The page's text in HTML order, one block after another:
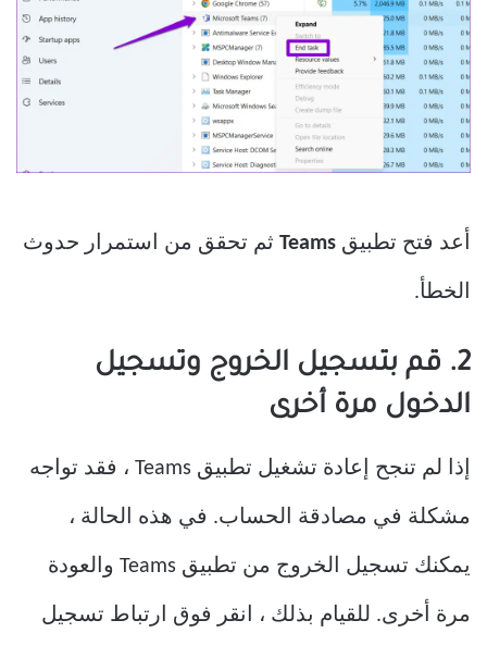
أعد فتح تطبيق Teams ثم تحقق من استمرار حدوث
الخطأ.
2. قم بتسجيل الخروج وتسجيل
الدخول مرة أخرى
إذا لم تنجح إعادة تشغيل تطبيق Teams ، فقد تواجه
مشكلة في مصادقة الحساب. في هذه الحالة ،
يمكنك تسجيل الخروج من تطبيق Teams والعودة
مرة أخرى. للقيام بذلك ، انقر فوق ارتباط تسجيل